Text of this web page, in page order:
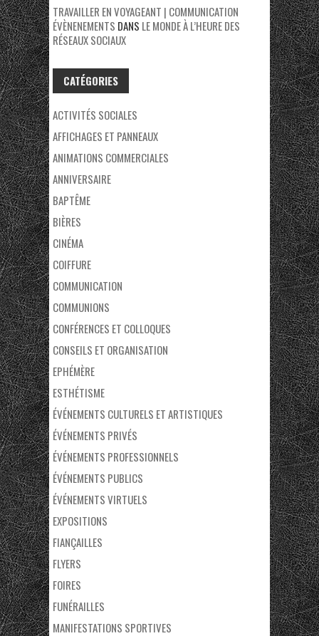
TRAVAILLER EN VOYAGEANT | COMMUNICATION
ÉVÈNENEMENTS DANS LE MONDE À L’HEURE DES
RÉSEAUX SOCIAUX
CATÉGORIES
ACTIVITÉS SOCIALES
AFFICHAGES ET PANNEAUX
ANIMATIONS COMMERCIALES
ANNIVERSAIRE
BAPTÊME
BIÈRES
CINÉMA
COIFFURE
COMMUNICATION
COMMUNIONS
CONFÉRENCES ET COLLOQUES
CONSEILS ET ORGANISATION
EPHÉMÈRE
ESTHÉTISME
ÉVÉNEMENTS CULTURELS ET ARTISTIQUES
ÉVÉNEMENTS PRIVÉS
ÉVÉNEMENTS PROFESSIONNELS
ÉVÉNEMENTS PUBLICS
ÉVÉNEMENTS VIRTUELS
EXPOSITIONS
FIANÇAILLES
FLYERS
FOIRES
FUNÉRAILLES
MANIFESTATIONS SPORTIVES